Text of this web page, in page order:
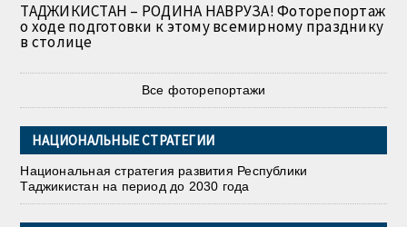
ТАДЖИКИСТАН – РОДИНА НАВРУЗА! Фоторепортаж
о ходе подготовки к этому всемирному празднику
в столице
Все фоторепортажи
НАЦИОНАЛЬНЫЕ СТРАТЕГИИ
Национальная стратегия развития Республики
Таджикистан на период до 2030 года